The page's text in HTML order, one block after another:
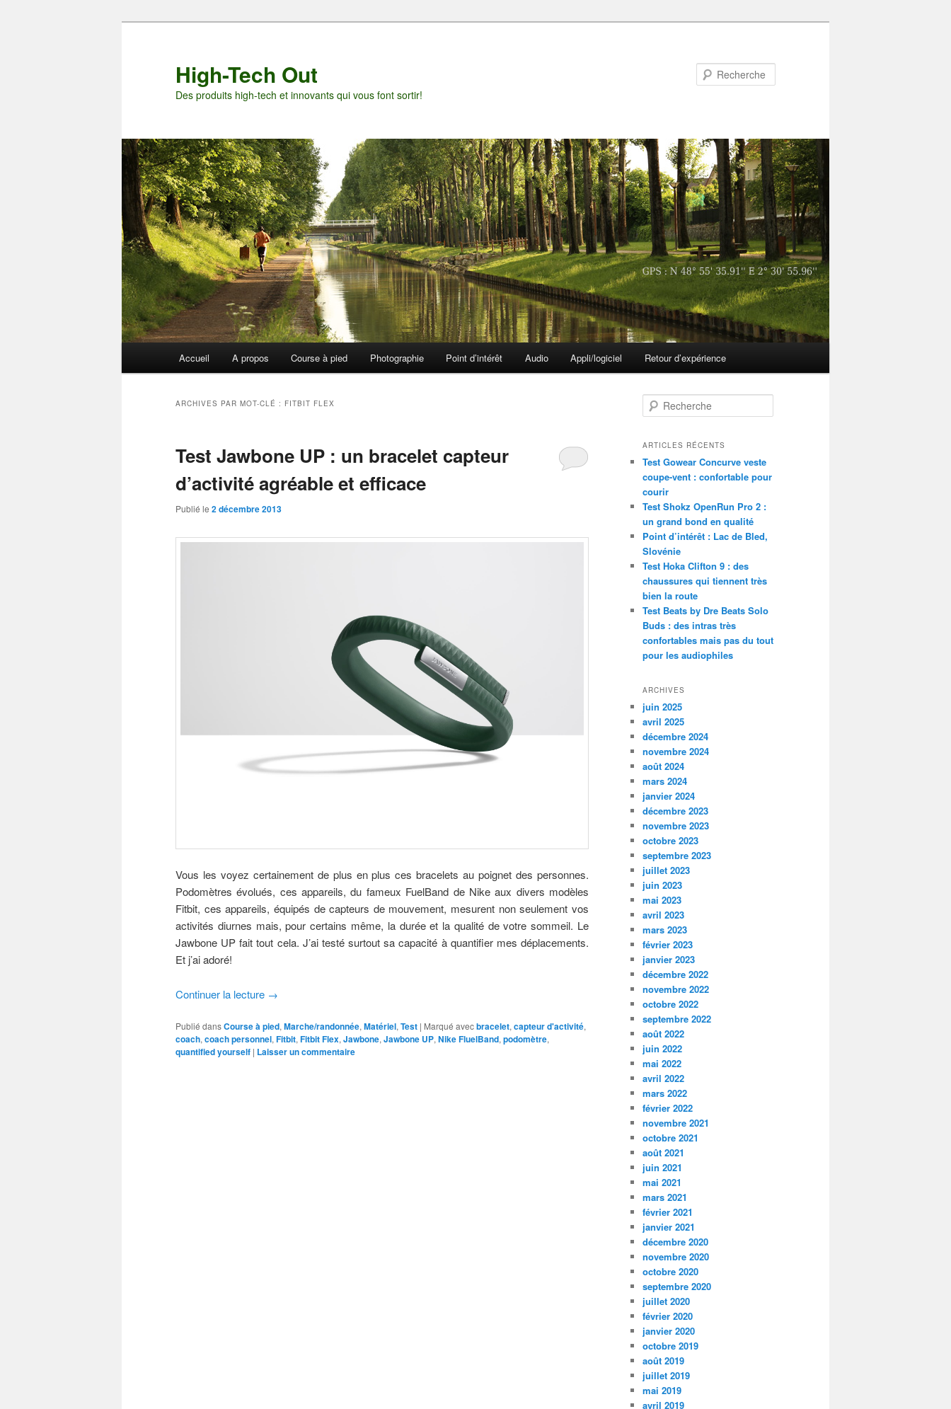
High-Tech Out
Des produits high-tech et innovants qui vous font sortir!
Accueil A propos Course à pied Photographie Point d’intérêt Audio Appli/logiciel Retour d’expérience
ARCHIVES PAR MOT-CLÉ : FITBIT FLEX
Test Jawbone UP : un bracelet capteur
d’activité agréable et efficace
Publié le 2 décembre 2013
Vous les voyez certainement de plus en plus ces bracelets au poignet des personnes.
Podomètres évolués, ces appareils, du fameux FuelBand de Nike aux divers modèles
Fitbit, ces appareils, équipés de capteurs de mouvement, mesurent non seulement vos
activités diurnes mais, pour certains même, la durée et la qualité de votre sommeil. Le
Jawbone UP fait tout cela. J’ai testé surtout sa capacité à quantifier mes déplacements.
Et j’ai adoré!
Continuer la lecture →
Publié dansCourse à pied, Marche/randonnée, Matériel, Test | Marqué avecbracelet, capteur d'activité,
coach, coach personnel, Fitbit, Fitbit Flex, Jawbone, Jawbone UP, Nike FluelBand, podomètre,
quantified yourself | Laisser un commentaire
e
h
r
c
h
e
ARTICLES RÉCENTS
Test Gowear Concurve veste
coupe-vent : confortable pour
courir
Test Shokz OpenRun Pro 2 :
un grand bond en qualité
Point d’intérêt : Lac de Bled,
Slovénie
Test Hoka Clifton 9 : des
chaussures qui tiennent très
bien la route
Test Beats by Dre Beats Solo
Buds : des intras très
confortables mais pas du tout
pour les audiophiles
ARCHIVES
juin 2025
avril 2025
décembre 2024
novembre 2024
août 2024
mars 2024
janvier 2024
décembre 2023
novembre 2023
octobre 2023
septembre 2023
juillet 2023
juin 2023
mai 2023
avril 2023
mars 2023
février 2023
janvier 2023
décembre 2022
novembre 2022
octobre 2022
septembre 2022
août 2022
juin 2022
mai 2022
avril 2022
mars 2022
février 2022
novembre 2021
octobre 2021
août 2021
juin 2021
mai 2021
mars 2021
février 2021
janvier 2021
décembre 2020
novembre 2020
octobre 2020
septembre 2020
juillet 2020
février 2020
janvier 2020
octobre 2019
août 2019
juillet 2019
mai 2019
avril 2019